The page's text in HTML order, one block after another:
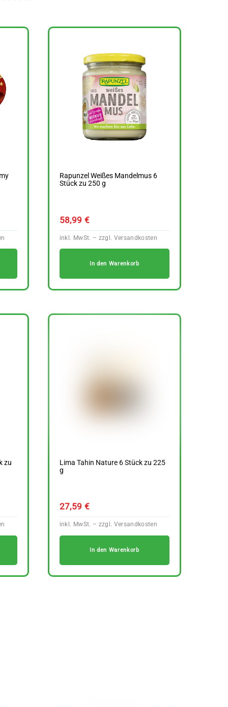
Rapunzel Weißes Mandelmus 6
Stück zu 250 g
58,99 €
In den Warenkorb
zu
Lima Tahin Nature 6 Stück zu 225
g
27,59 €
In den Warenkorb